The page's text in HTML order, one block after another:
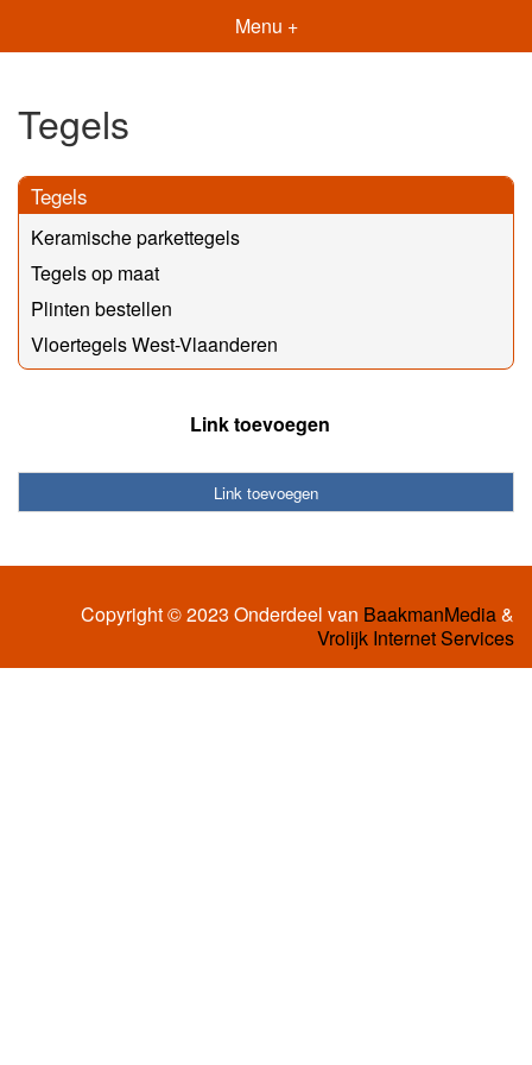
Menu +
Tegels
Tegels
Keramische parkettegels
Tegels op maat
Plinten bestellen
Vloertegels West-Vlaanderen
Link toevoegen
Link toevoegen
Copyright © 2023 Onderdeel van BaakmanMedia&
Vrolijk Internet Services